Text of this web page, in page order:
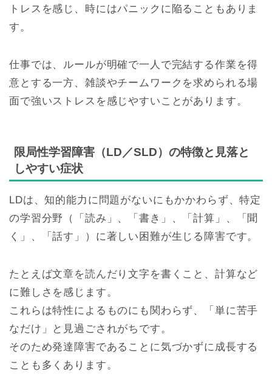
トレスを感じ、時にはパニックに陥ることもありま
す。
仕事では、ルールが明確で一人で完結する作業を得
意とする一方、雑談やチームワークを求められる場
面で強いストレスを感じやすいことがあります。
限局性学習障害（LD／SLD）の特徴と見落と
しやすい症状
LDは、知的能力に問題がないにもかかわらず、特定
の学習分野（「読み」、「書き」、「計算」、「聞
く」、「話す」）に著しい困難が生じる障害です。
たとえば文章を読んだり文字を書くこと、計算など
に難しさを感じます。
これらは特性によるものにも関わらず、「単に苦手
なだけ」と見過ごされがちです。
そのため発達障害であることに気づかずに成長する
ことも多くあります。